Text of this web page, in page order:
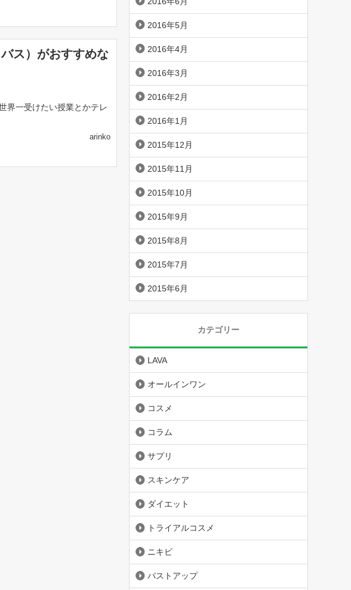
ス）がおすすめな
界一受けたい授業とかテレ
arinko
2016年5月
2016年4月
2016年3月
2016年2月
2016年1月
2015年12月
2015年11月
2015年10月
2015年9月
2015年8月
2015年7月
2015年6月
カテゴリー
LAVA
オールインワン
コスメ
コラム
サプリ
スキンケア
ダイエット
トライアルコスメ
ニキビ
バストアップ